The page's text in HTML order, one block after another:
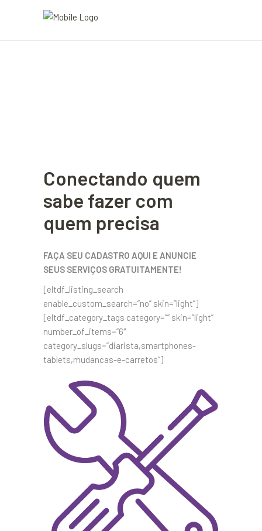
Conectando quem
sabe fazer com
quem precisa
FAÇA SEU CADASTRO AQUI E ANUNCIE
SEUS SERVIÇOS GRATUITAMENTE!
[eltdf_listing_search
enable_custom_search=”no” skin=”light”]
[eltdf_category_tags category=”” skin=”light”
number_of_items=”6″
category_slugs=”diarista,smartphones-
tablets,mudancas-e-carretos”]